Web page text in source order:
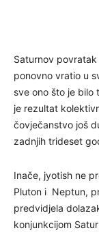
Saturnov
ponovno vratio u
sve ono što je bilo
je rezultat
čovječanstvo još
zadnjih trideset
Inače, jyotish ne
Pluton i Neptun,
predvidjela
konjunkcijom